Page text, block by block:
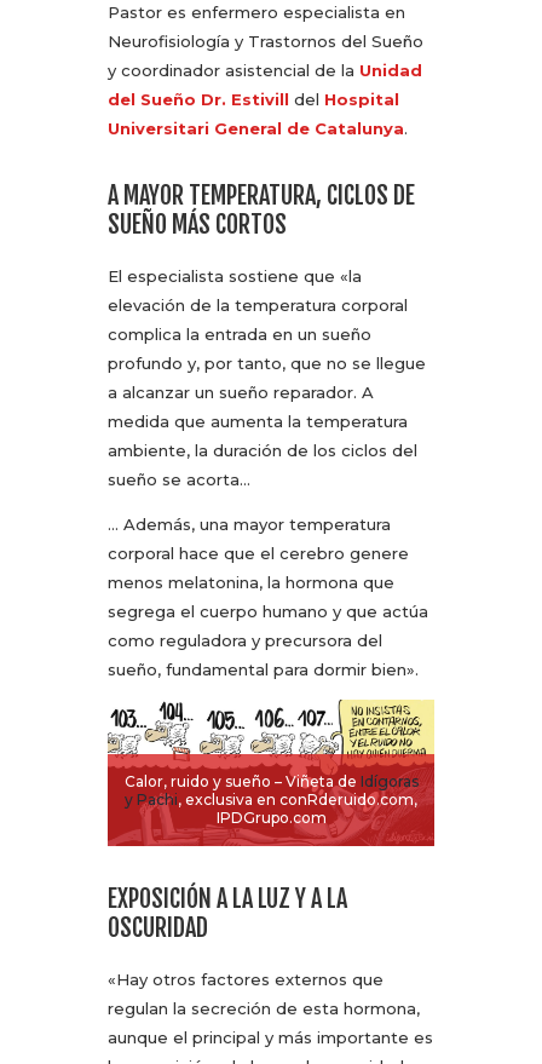
Pastor es enfermero especialista en
Neurofisiología y Trastornos del Sueño
y coordinador asistencial de la Unidad
del Sueño Dr. Estivill del Hospital
Universitari General de Catalunya.
A MAYOR TEMPERATURA, CICLOS DE
SUEÑO MÁS CORTOS
El especialista sostiene que «la
elevación de la temperatura corporal
complica la entrada en un sueño
profundo y, por tanto, que no se llegue
a alcanzar un sueño reparador. A
medida que aumenta la temperatura
ambiente, la duración de los ciclos del
sueño se acorta…
… Además, una mayor temperatura
corporal hace que el cerebro genere
menos melatonina, la hormona que
segrega el cuerpo humano y que actúa
como reguladora y precursora del
sueño, fundamental para dormir bien».
Calor, ruido y sueño – Viñeta de Idígoras
y Pachi, exclusiva en conRderuido.com,
IPDGrupo.com
EXPOSICIÓN A LA LUZ Y A LA
OSCURIDAD
«Hay otros factores externos que
regulan la secreción de esta hormona,
aunque el principal y más importante es